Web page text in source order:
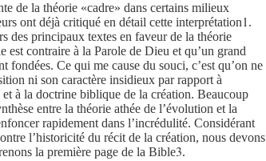
de la théorie «cadre» dans certains milieux
ont déjà critiqué en détail cette interprétation1.
des principaux textes en faveur de la théorie
est contraire à la Parole de Dieu et qu’un grand
fondées. Ce qui me cause du souci, c’est qu’on ne
ni son caractère insidieux par rapport à
à la doctrine biblique de la création. Beaucoup
entre la théorie athée de l’évolution et la
rapidement dans l’incrédulité. Considérant
l’historicité du récit de la création, nous devons
la première page de la Bible3.